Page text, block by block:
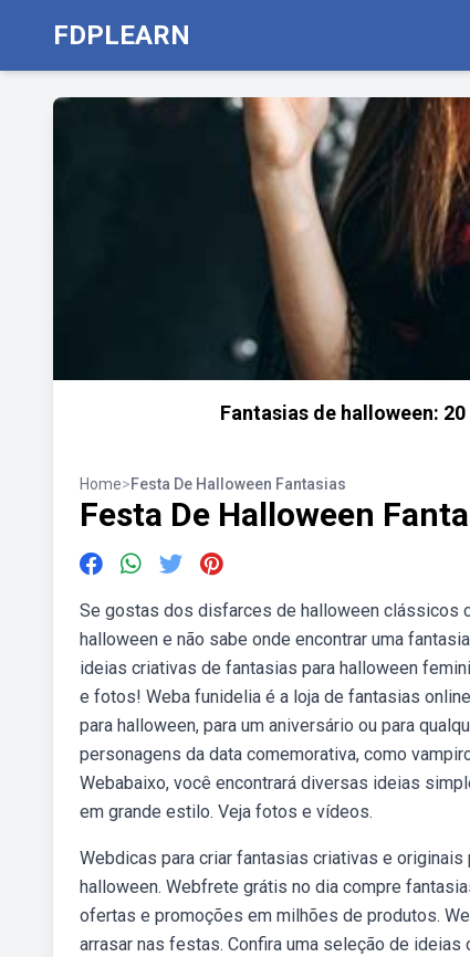
FDPLEARN
Fantasias de halloween:
Home>Festa De Halloween Fantasias
Festa De Halloween
Se gostas dos disfarces de halloween clássicos
halloween e não sabe onde encontrar uma
ideias criativas de fantasias para halloween
e fotos! Weba funidelia é a loja de fantasias
para halloween, para um aniversário ou para
personagens da data comemorativa, como
Webabaixo, você encontrará diversas ideias
em grande estilo. Veja fotos e vídeos.
Webdicas para criar fantasias criativas e
halloween. Webfrete grátis no dia compre
ofertas e promoções em milhões de produtos.
arrasar nas festas. Confira uma seleção de